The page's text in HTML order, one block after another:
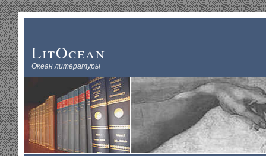
LitOcean
Океан литературы